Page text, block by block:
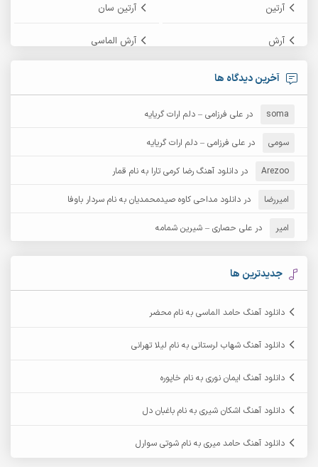
آرتین آرتین سان
آرش آرش الماسی
آرش امامی
آرش عثمان
آرش مبهم آرش مستشیری
آرش مهرابی آرش نظری
آرشام
آرکاداش
آخرین دیدگاه ها
soma در علی فرزامی – دلم ارات گریایه
سومی در علی فرزامی – دلم ارات گریایه
Arezoo در دانلود آهنگ رضا کرمی تارا به نام قمار
امیررضا در دانلود مداحی کاوه صیدمحمدیان به نام سردار باوفا
امیر در علی حصاری – شیرین شمامه
جدیدترین ها
دانلود آهنگ حامد الماسی به نام محضر
دانلود آهنگ شهاب لرستانی به نام لیلا تهرانی
دانلود آهنگ ایمان نوری به نام خاپوره
دانلود آهنگ اشکان شیری به نام باغبان دل
دانلود آهنگ حامد میری به نام شوتی سوارل